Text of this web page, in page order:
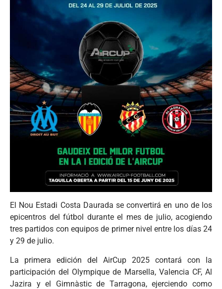
El Nou Estadi Costa Daurada se convertirá en uno de los
epicentros del fútbol durante el mes de julio, acogiendo
tres partidos con equipos de primer nivel entre los días 24
y 29 de julio.
La primera edición del AirCup 2025 contará con la
participación del Olympique de Marsella, Valencia CF, Al
Jazira y el Gimnàstic de Tarragona, ejerciendo como